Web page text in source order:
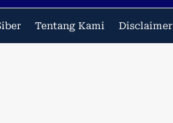
Tentang Kami Disclaimer